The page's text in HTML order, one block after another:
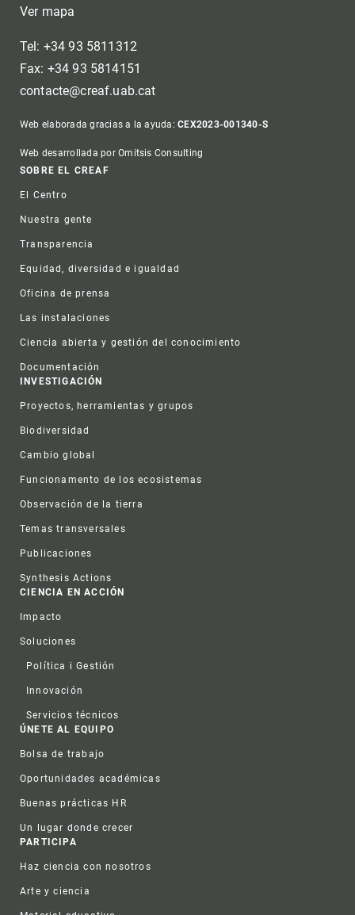
Ver mapa
Tel: +34 93 5811312
Fax: +34 93 5814151
contacte@creaf.uab.cat
Web elaborada gracias a la ayuda:CEX2023-001340-S
Web desarrollada por Omitsis Consulting
Footer
SOBRE EL CREAF
El Centro
Nuestra gente
Transparencia
Equidad, diversidad e igualdad
Oficina de prensa
Las instalaciones
Ciencia abierta y gestión del conocimiento
Documentación
INVESTIGACIÓN
Proyectos, herramientas y grupos
Biodiversidad
Cambio global
Funcionamento de los ecosistemas
Observación de la tierra
Temas transversales
Publicaciones
Synthesis Actions
CIENCIA EN ACCIÓN
Impacto
Soluciones
Política i Gestión
Innovación
Servicios técnicos
ÚNETE AL EQUIPO
Bolsa de trabajo
Oportunidades académicas
Buenas prácticas HR
Un lugar donde crecer
PARTICIPA
Haz ciencia con nosotros
Arte y ciencia